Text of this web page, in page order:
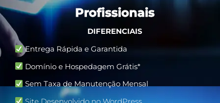
Profissionais
DIFERENCIAIS
Entrega Rápida e Garantida
Domínio e Hospedagem Grátis*
Sem Taxa de Manutenção Mensal
Site Desenvolvido no WordPress